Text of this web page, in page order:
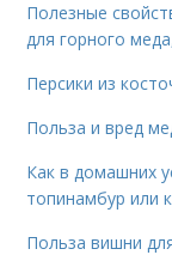
Полезные
для горного
Персики из
Польза и вред
Как в домашних
топинамбур или
Польза вишни